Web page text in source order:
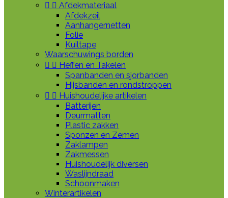
  Afdekmateriaal
Afdekzeil
Aanhangernetten
Folie
Kuiltape
Waarschuwings borden
  Heffen en Takelen
Spanbanden en sjorbanden
Hijsbanden en rondstroppen
  Huishoudelijke artikelen
Batterijen
Deurmatten
Plastic zakken
Sponzen en Zemen
Zaklampen
Zakmessen
Huishoudelijk diversen
Waslijndraad
Schoonmaken
Winterartikelen